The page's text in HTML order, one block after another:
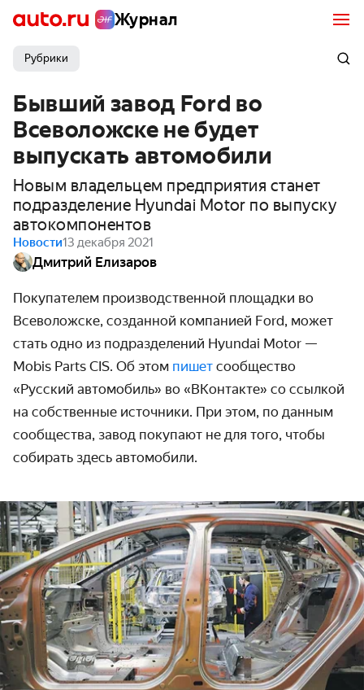
Журнал
Рубрики
Бывший завод Ford во
Всеволожске не будет
выпускать автомобили
Новым владельцем предприятия станет
подразделение Hyundai Motor по выпуску
автокомпонентов
Новости13 декабря 2021
Дмитрий Елизаров
Покупателем производственной площадки во
Всеволожске, созданной компанией Ford, может
стать одно из подразделений Hyundai Motor —
Mobis Parts CIS. Об этом пишет сообщество
«Русский автомобиль» во «ВКонтакте» со ссылкой
на собственные источники. При этом, по данным
сообщества, завод покупают не для того, чтобы
собирать здесь автомобили.